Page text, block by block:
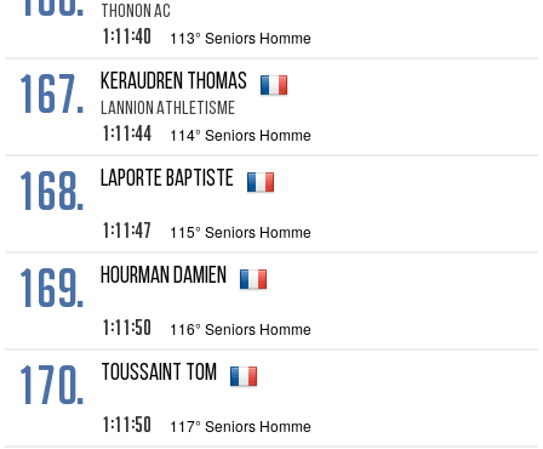
THONON AC
1:11:40 113° Seniors Homme
167. KERAUDREN THOMAS
LANNION ATHLETISME
1:11:44 114° Seniors Homme
168. LAPORTE BAPTISTE
1:11:47 115° Seniors Homme
169. HOURMAN DAMIEN
1:11:50 116° Seniors Homme
170. TOUSSAINT TOM
1:11:50 117° Seniors Homme